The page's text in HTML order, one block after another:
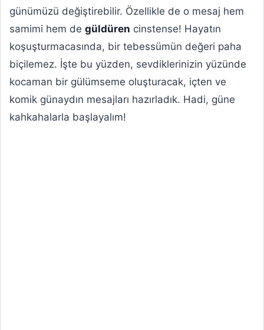
günümüzü değiştirebilir. Özellikle de o mesaj hem
samimi hem de güldüren cinstense! Hayatın
koşuşturmacasında, bir tebessümün değeri paha
biçilemez. İşte bu yüzden, sevdiklerinizin yüzünde
kocaman bir gülümseme oluşturacak, içten ve
komik günaydın mesajları hazırladık. Hadi, güne
kahkahalarla başlayalım!